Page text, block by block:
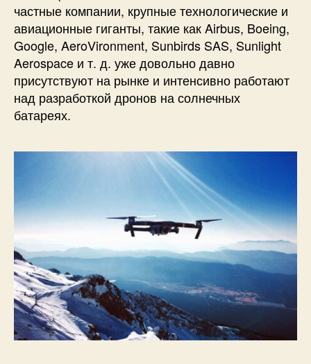
п
р
о
б
л
е
м
с
о
з
д
а
н
и
д
р
о
н
частные компании, крупные технологические и
авиационные гиганты, такие как Airbus, Boeing,
Google, AeroVironment, Sunbirds SAS, Sunlight
Aerospace и т. д. уже довольно давно
присутствуют на рынке и интенсивно работают
над разработкой дронов на солнечных
батареях.